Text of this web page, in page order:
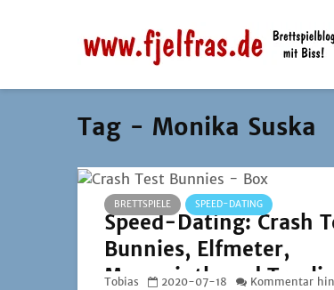
Tag - Monika Suska
BRETTSPIELE SPEED-DATING
Speed-Dating: Crash
Bunnies, Elfmeter,
Memorinth und
Tobias 2020-07-18 Kommentar